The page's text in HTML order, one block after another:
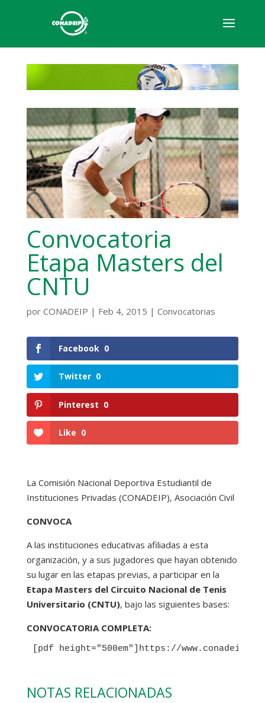
Convocatoria
Etapa Masters del
CNTU
por CONADEIP | Feb 4, 2015 | Convocatorias
Facebook 0
Twitter 0
Pinterest 0
Like 0
La Comisión Nacional Deportiva Estudiantil de
Instituciones Privadas (CONADEIP), Asociación Civil
CONVOCA
A las instituciones educativas afiliadas a esta
organización, y a sus jugadores que hayan obtenido
su lugar en las etapas previas, a participar en la
Etapa Masters del Circuito Nacional de Tenis
Universitario (CNTU), bajo las siguientes bases:
CONVOCATORIA COMPLETA:
[pdf height="500em"]https://
NOTAS RELACIONADAS